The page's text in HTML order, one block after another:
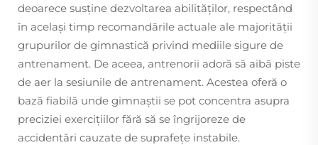
deoarece susține dezvoltarea abilităților, respectând
în același timp recomandările actuale ale majorității
grupurilor de gimnastică privind mediile sigure de
antrenament. De aceea, antrenorii adoră să aibă piste
de aer la sesiunile de antrenament. Acestea oferă o
bază fiabilă unde gimnaștii se pot concentra asupra
preciziei exercițiilor fără să se îngrijoreze de
accidentări cauzate de suprafețe instabile.